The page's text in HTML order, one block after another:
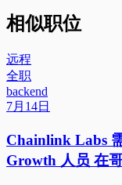
相似职位
远程
全职
backend
7月14日
Chainlink Labs
Growth 人员 在